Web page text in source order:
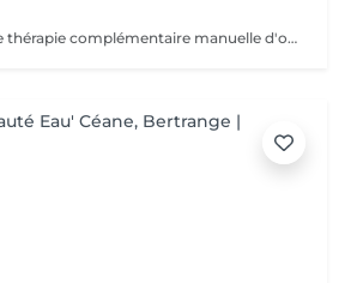
Zen Shiatsu: est une thérapie complémentaire manuelle d'origine japonaise, proche de l'acupuncture mais sans aiguilles. C'est une forme de massage, qui équilibre le yin et le yang et stimule ainsi les forces d'autorégulation naturelles du corps. Elle se base sur les méridiens connus dans la Médecine Traditionnelle Chinoise (MTC).